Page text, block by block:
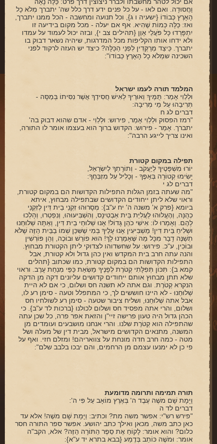
חנות ספרים
מאמרים
פרשת השבוע
מעגל השנה
אירועים מיוחדים
אם יכול לטהר מחשבתו ולברר ניצוצין דרך פרט: כַּלָּה נָאָה
וַחֲסוּדָה. ואם לאו - על כל פנים ידע דרך כלל שה' יתברך מְלֹא כָל
הָאָרֶץ כְּבוֹדוֹ {ישעיה ו ג}, וכל תנועה ומחשבה - הכל ממנו יתברך,
ואז: כַּלָּה כְּמוֹת שֶׁהִיא. אף אם יעלה - מכל מקום בידיעה זו
יִתְפָּרְדוּ כָּל פֹּעֲלֵי אָוֶן {תהילים צב י}, ובזה יכול לעמוד על עמדו
ולא ידחו אותו הקליפות מכל המדרגות, שיהיה נשאר דבוק בו
יתברך. כֵּיצַד מְרַקְּדִין לִפְנֵי הַכַּלָּה? כיצד יש העזה לרקוד לפני
השכינה שמְלֹא כָל הָאָרֶץ כְּבוֹדוֹ":
המלמד תורה לעמו ישראל
וּלְלֵוִי אָמַר: תֻּמֶּיךָ וְאוּרֶיךָ לְאִישׁ חֲסִידֶךָ אֲשֶׁר נִסִּיתוֹ בְּמַסָּה -
תְּרִיבֵהוּ עַל מֵי מְרִיבָה:
דברים לג ח
"רמז הפסוק וּלְלֵוִי אָמַר, פירוש: וּלְלֵוִי - אדם שהוא דבוק בה'
יתברך. אָמַר - פירוש: הקדוש ברוך הוא בעצמו אומר לו התורה,
ואינו צריך לייגע הרבה":
תפילה במקום קטורת
יוֹרוּ מִשְׁפָּטֶיךָ לְיַעֲקֹב - וְתוֹרָתְךָ לְיִשְׂרָאֵל,
יָשִׂימוּ קְטוֹרָה בְּאַפֶּךָ - וְכָלִיל עַל מִזְבְּחֶךָ:
דברים לג י
"מה שעתה בזמן הגלות התפילות הקדושות הם במקום קטורת,
וראוי שלא ליתן ייחודים הקדושים שבתפילה מבחוץ, איתא
ביומא {פרק א' משנה ה' יח ע"ב}: מְסָרוּהוּ זִקְנֵי בֵית דִּין לְזִקְנֵי
כְהֻנָּה, וְהֶעֱלוּהוּ לַעֲלִיַּת בֵּית אַבְטִינָס, וְהִשְׁבִּיעוּהוּ, וְנִפְטְרוּ, וְהָלְכוּ
לָהֶם. וְאָמְרוּ לוֹ: אִישִׁי כֹהֵן גָּדוֹל! אָנוּ שְׁלוּחֵי בֵית דִּין, וְאַתָּה שְׁלוּחֵנוּ
וּשְׁלִיחַ בֵּית דִּין! מַשְׁבִּיעִין אָנוּ עָלֶיךָ בְּמִי שֶׁשִּׁכֵּן שְׁמוֹ בַבַּיִת הַזֶּה שֶׁלֹּא
תְשַׁנֶּה דָבָר מִכָּל מַה שֶּׁאָמַרְנוּ לָךְ! הוּא פוֹרֵשׁ וּבוֹכֶה, וְהֵן פּוֹרְשִׁין
וּבוֹכִין, ע"כ. פירוש: על שחשדוהו לצדוקי ליתן הקטורת מבחוץ.
והנה עתה חרב בית המקדש ואין כהן גדול ולא קטורת, אבל
התפילות הקדושות הם במקום קטורת, כמו שכתוב {תהלים
קמא ב}: תִּכּוֹן תְּפִלָּתִי קְטֹרֶת לְפָנֶיךָ מַשְׂאַת כַּפַּי מִנְחַת עָרֶב. וראוי
שלא תתן מבחוץ אותם ייחודים קדושים עליונים דקה מן הדקה
הנקרא קְטֹרֶת. וגם אתה לא תשנה חס ושלום, כי אם לא היית
שְׁלוּחֵנוּ - לא היינו חוששים לך, כי המתפלל וטעה - סימן רע לו,
אבל אתה שְׁלוּחֵנוּ, ושליח ציבור שטעה - סימן רע לשולחיו חס
ושלום, והרי אתה מפסיד חס ושלום לכולנו {ברכות לד ע"ב}. כי
הכהן גדול היה טעון פרישה זיי"ן והזאת אפר פרה, כל שכן עתה
שהתפילה הוא קְטֹרֶת שלנו. והרי אנחנו מושבעים ועומדים מן
המשנה, מתנאים הקדושים מישראל, מבית דין של מעלה ושל
מטה - כמה חרב חדה מונחת על צוואריהם! ומזלם חזי. ואף על
פי כן לא ימנעו עצמם מן הרחמים, והם יבכו בלבב שלם":
תורה תמימה ותרומה מדומעת
וַיָּמָת שָׁם משֶׁה עֶבֶד ה' בְּאֶרֶץ מוֹאָב עַל פִּי ה':
דברים לד ה
"פירש רש"י: אפשר משה מת? וכתיב: וַיָּמָת שָׁם משֶׁה! אלא עד
כאן כתב משה, מכאן ואילך כתב יהושע. אפשר ספר התורה חסר
כלום? והוא אומר: לָקוֹחַ אֶת סֵפֶר הַתּוֹרָה הַזֶּה? אלא, הקב"ה
אומר: וּמֹשֶׁה כּוֹתֵב בְּדֶמַע {בבא בתרא יד ע"א}: